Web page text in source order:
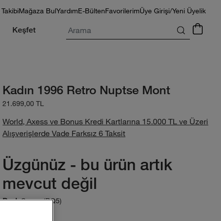
Mağaza BulYardımE-BültenFavorilerimÜye Girişi/Yeni Üyelik
Keşfet Arama
Kadın 1996 Retro Nuptse Mont
21.699,00 TL
World, Axess ve Bonus Kredi Kartlarına 15.000 TL ve Üzeri
Alışverişlerde Vade Farksız 6 Taksit
Üzgünüz - bu ürün artık
mevcut değil
Renk:Space (BQ5)